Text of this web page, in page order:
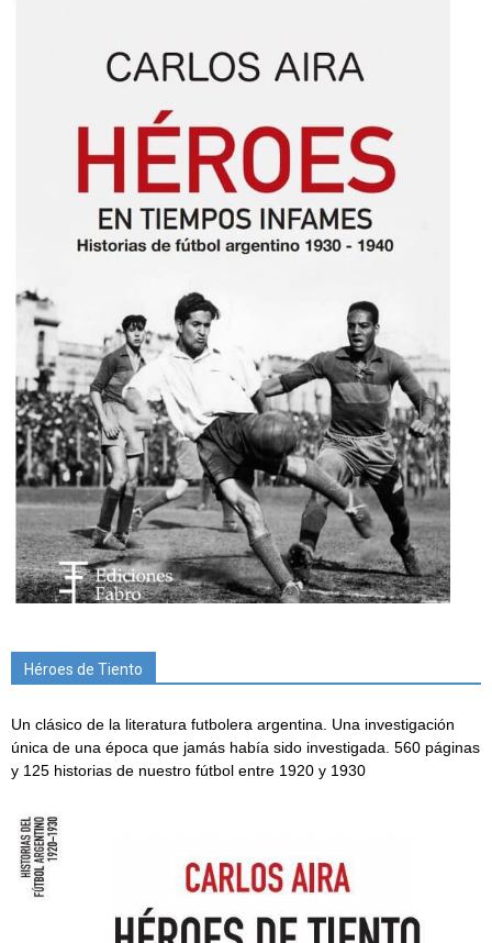
Héroes de Tiento
Un clásico de la literatura futbolera argentina. Una investigación
única de una época que jamás había sido investigada. 560 páginas
y 125 historias de nuestro fútbol entre 1920 y 1930